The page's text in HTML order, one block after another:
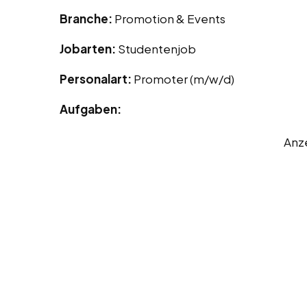
Branche: Promotion & Events
Jobarten: Studentenjob
Personalart: Promoter (m/w/d)
Aufgaben: